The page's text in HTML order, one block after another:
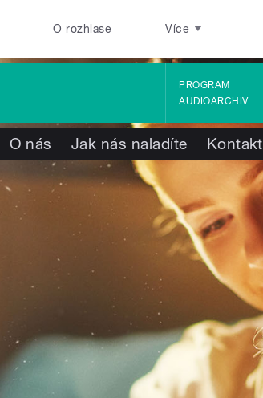
O rozhlase Více
PROGRAM
AUDIOARCHIV
O nás Jak nás naladíte Kontakt